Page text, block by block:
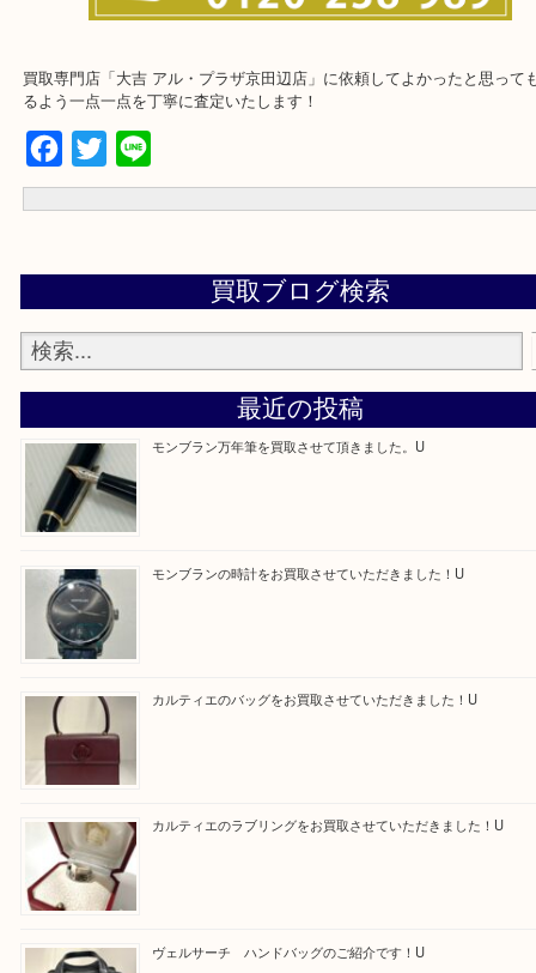
買取専門店「大吉 アル・プラザ京田辺店」に依頼してよかったと
るよう一点一点を丁寧に査定いたします！
Facebook
Twitter